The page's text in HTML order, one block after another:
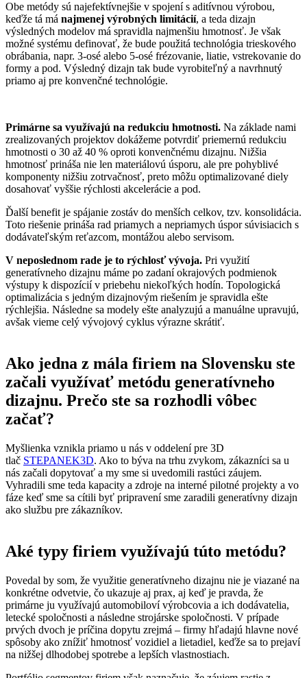
Obe metódy sú najefektívnejšie v spojení s aditívnou výrobou,
keďže tá má najmenej výrobných limitácií, a teda dizajn
výsledných modelov má spravidla najmenšiu hmotnosť. Je však
možné systému definovať, že bude použitá technológia trieskového
obrábania, napr. 3-osé alebo 5-osé frézovanie, liatie, vstrekovanie do
formy a pod. Výsledný dizajn tak bude vyrobiteľný a navrhnutý
priamo aj pre konvenčné technológie.
Primárne sa využívajú na redukciu hmotnosti. Na základe nami
zrealizovaných projektov dokážeme potvrdiť priemernú redukciu
hmotnosti o 30 až 40 % oproti konvenčnému dizajnu. Nižšia
hmotnosť prináša nie len materiálovú úsporu, ale pre pohyblivé
komponenty nižšiu zotrvačnosť, preto môžu optimalizované diely
dosahovať vyššie rýchlosti akcelerácie a pod.
Ďalší benefit je spájanie zostáv do menších celkov, tzv. konsolidácia.
Toto riešenie prináša rad priamych a nepriamych úspor súvisiacich s
dodávateľským reťazcom, montážou alebo servisom.
V neposlednom rade je to rýchlosť vývoja. Pri využití
generatívneho dizajnu máme po zadaní okrajových podmienok
výstupy k dispozícií v priebehu niekoľkých hodín. Topologická
optimalizácia s jedným dizajnovým riešením je spravidla ešte
rýchlejšia. Následne sa modely ešte analyzujú a manuálne upravujú,
avšak vieme celý vývojový cyklus výrazne skrátiť.
Ako jedna z mála firiem na Slovensku ste
začali využívať metódu generatívneho
dizajnu. Prečo ste sa rozhodli vôbec
začať?
Myšlienka vznikla priamo u nás v oddelení pre 3D
tlač STEPANEK3D. Ako to býva na trhu zvykom, zákazníci sa u
nás začali dopytovať a my sme si uvedomili rastúci záujem.
Vyhradili sme teda kapacity a zdroje na interné pilotné projekty a vo
fáze keď sme sa cítili byť pripravení sme zaradili generatívny dizajn
ako službu pre zákazníkov.
Aké typy firiem využívajú túto metódu?
Povedal by som, že využitie generatívneho dizajnu nie je viazané na
konkrétne odvetvie, čo ukazuje aj prax, aj keď je pravda, že
primárne ju využívajú automobiloví výrobcovia a ich dodávatelia,
letecké spoločnosti a následne strojárske spoločnosti. V prípade
prvých dvoch je príčina dopytu zrejmá – firmy hľadajú hlavne nové
spôsoby ako znížiť hmotnosť vozidiel a lietadiel, keďže sa to prejaví
na nižšej dlhodobej spotrebe a lepších vlastnostiach.